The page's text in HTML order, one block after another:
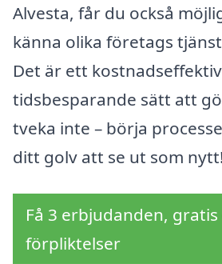
Alvesta, får du också
känna olika företags
Det är ett
tidsbesparande sätt att
tveka inte – börja
ditt golv att se ut som nytt!
Få 3 erbjudanden,
förpliktelser